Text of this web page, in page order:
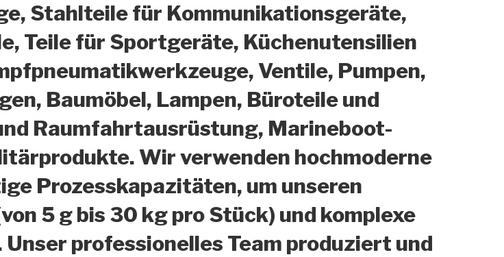
Stahlteile für Kommunikationsgeräte,
Teile für Sportgeräte, Küchenutensilien
Ventile, Pumpen,
Baumöbel, Lampen, Büroteile und
Raumfahrtausrüstung, Marineboot-
Wir verwenden hochmoderne
Prozesskapazitäten, um unseren
5 g bis 30 kg pro Stück) und komplexe
professionelles Team produziert und